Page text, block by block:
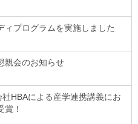
ィプログラムを実施しました
親会のお知らせ
HBAによる産学連携講義にお
賞！